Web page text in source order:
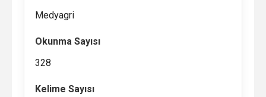
Medyagri
Okunma Sayısı
328
Kelime Sayısı